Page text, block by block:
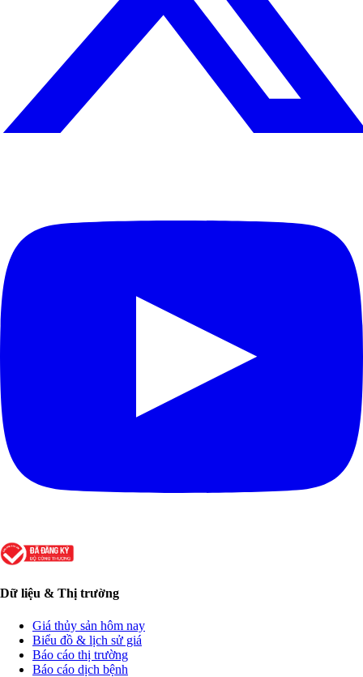
Dữ liệu & Thị trường
Giá thủy sản hôm nay
Biểu đồ & lịch sử giá
Báo cáo thị trường
Báo cáo dịch bệnh